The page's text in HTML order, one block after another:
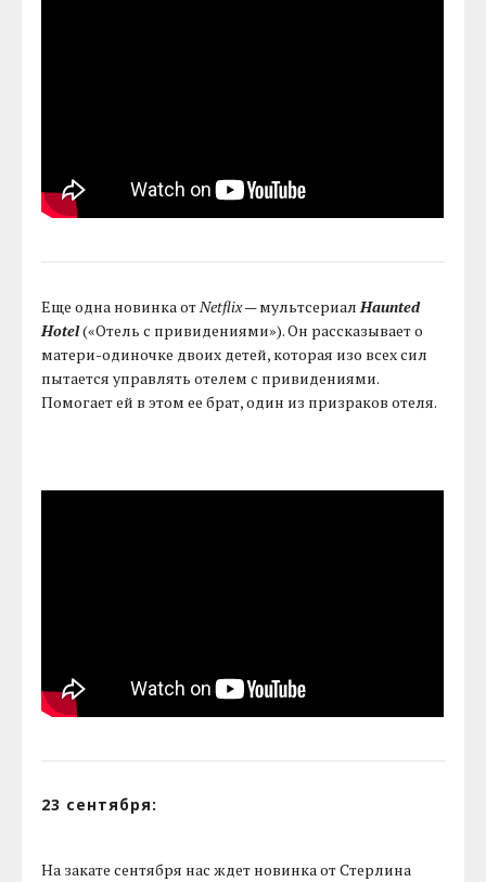
Еще одна новинка отNetflix— мультсериалHaunted
Hotel(«Отель с привидениями»). Он рассказывает о
матери-одиночке двоих детей, которая изо всех сил
пытается управлять отелем с привидениями.
Помогает ей в этом ее брат, один из призраков отеля.
23 сентября:
На закате сентября нас ждет новинка от Стерлина